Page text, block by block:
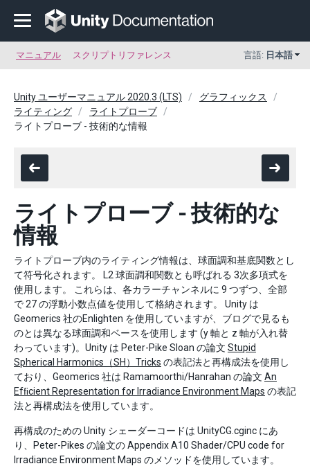
マニュアル スクリプトリファレンス 言語: 日本語
Unity ユーザーマニュアル 2020.3 (LTS)
グラフィックス
ライティング
ライトプローブ
ライトプローブ - 技術的な情報
ライトプローブ - 技術的な
情報
ライトプローブ内のライティング情報は、球面調和基底関数とし
て符号化されます。 L2 球面調和関数とも呼ばれる 3次多項式を
使用します。 これらは、各カラーチャンネルに 9 つずつ、全部
で 27 の浮動小数点値を使用して格納されます。 Unity は
Geomerics 社のEnlighten を使用していますが、ブログで見るも
のとは異なる球面調和ベースを使用します (y 軸と z 軸が入れ替
わっています)。Unity は Peter-Pike Sloan の論文 Stupid
Spherical Harmonics（SH）Tricks の表記法と再構成法を使用し
ており、Geomerics 社は Ramamoorthi/Hanrahan の論文 An
Efﬁcient Representation for Irradiance Environment Maps の表記
法と再構成法を使用しています。
再構成のための Unity シェーダーコードは UnityCG.cginc にあ
り、Peter-Pikes の論文の Appendix A10 Shader/CPU code for
Irradiance Environment Maps のメソッドを使用しています。